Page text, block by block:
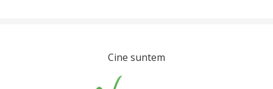
Cine suntem